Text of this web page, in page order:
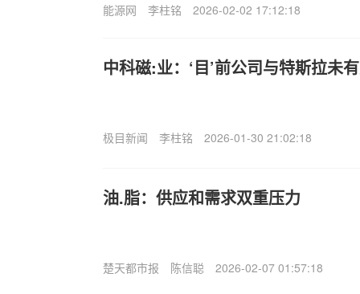
能源网 李柱铭 2026-02-02 17:12:18
中科磁:业：‘目’前公司与特斯拉未
极目新闻 李柱铭 2026-01-30 21:02:18
油.脂：供应和需求双重压力
楚天都市报 陈信聪 2026-02-07 01:57:18